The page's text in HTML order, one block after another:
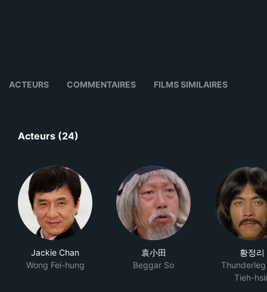
ACTEURS COMMENTAIRES FILMS SIMILAIRES
Acteurs (24)
Jackie Chan
Wong Fei-hung
袁小田
Beggar So
황정리
Thunderleg
Tieh-